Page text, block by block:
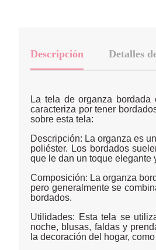
Descripción Detalles
La tela de organza
caracteriza por tener
sobre esta tela:
Descripción: La organza es
poliéster. Los bordados
que le dan un toque elegante
Composición: La organza
pero generalmente se
bordados.
Utilidades: Esta tela se
noche, blusas, faldas y
la decoración del hogar,